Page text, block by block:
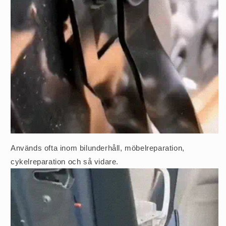
Används ofta inom bilunderhåll, möbelreparation,
cykelreparation och så vidare.